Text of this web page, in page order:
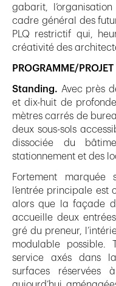
gabarit,
cadre général des
PLQ restrictif qui,
créativité des
PROGRAMME/PROJET
Standing. Avec près
et dix-huit de
mètres carrés de
deux sous-sols
dissociée du
stationnement et des
Fortement marquée
l’entrée principale est
alors que la façade
accueille deux
gré du preneur,
modulable possible.
service axés dans
surfaces réservées